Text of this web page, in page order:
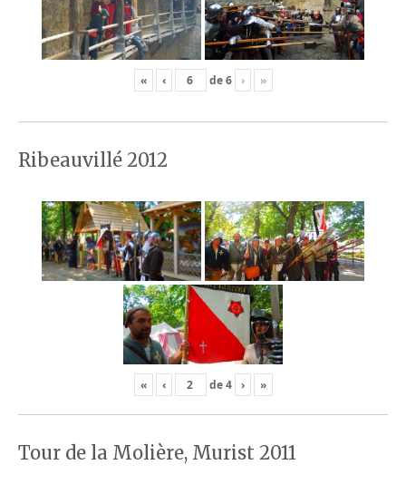
« ‹ de6 › »
Ribeauvillé 2012
« ‹ de4 › »
Tour de la Molière, Murist 2011